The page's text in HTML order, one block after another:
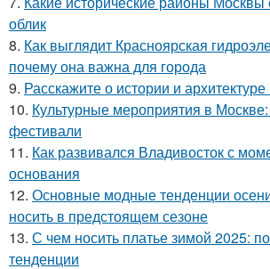
облик
8. Как выглядит Красноярская
почему она важна для города
9. Расскажите о истории и
10. Культурные мероприятия в
фестивали
11. Как развивался Владивосток с
основания
12. Основные модные тенденции
носить в предстоящем сезоне
13. С чем носить платье зимой 2025:
тенденции